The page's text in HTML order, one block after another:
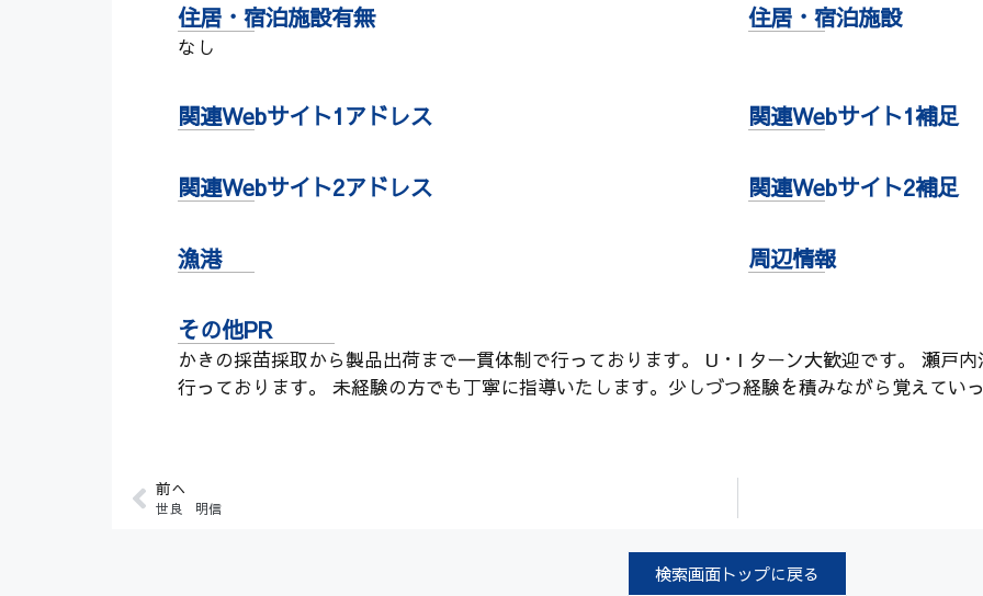
住居・宿泊施設有無
なし
住居・宿泊施設
関連Webサイト1アドレス 関連Webサイト1補足
関連Webサイト2アドレス 関連Webサイト2補足
漁港 周辺情報
その他PR
かきの採苗採取から製品出荷まで一貫体制で行っております。 U・I ターン大歓迎です。 瀬戸
行っております。 未経験の方でも丁寧に指導いたします。少しづつ経験を積みながら覚えてい
前へ
世良 明信
検索画面トップに戻る